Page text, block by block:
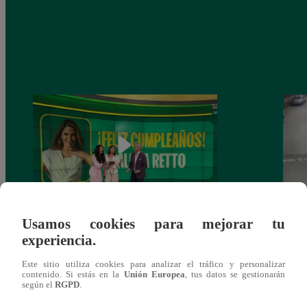
Alicia Retto celebra su cumpleaños con
emotiva sorpresa en vivo y conmueve con
Usamos cookies para mejorar tu
experiencia.
Este sitio utiliza cookies para analizar el tráfico y personalizar
contenido. Si estás en la Unión Europea, tus datos se gestionarán
según el RGPD.